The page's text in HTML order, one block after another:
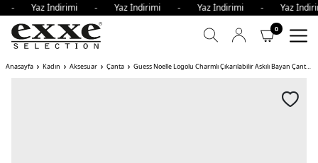
- Yaz İndirimi - Yaz İndirimi - Yaz İndirimi -
0
Anasayfa Kadın Aksesuar Çanta Guess Noelle Logolu Charmlı Çıkarılabilir Askılı Bayan Çanta BON TAŞ